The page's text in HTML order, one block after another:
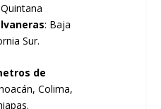
: Baja
Sur.
de
Colima,